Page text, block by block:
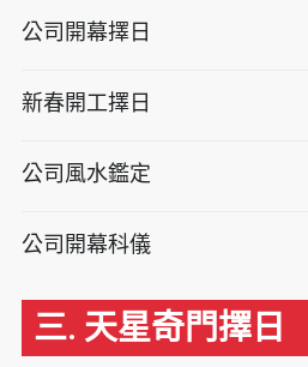
公司開幕擇日
新春開工擇日
公司風水鑑定
公司開幕科儀
三. 天星奇門擇日